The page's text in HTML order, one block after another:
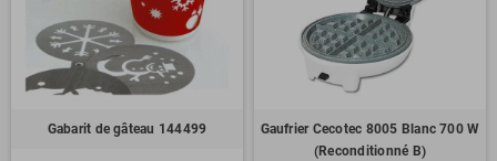
Gabarit de gâteau 144499
Gaufrier Cecotec 8005 Blanc 700 W
(Reconditionné B)